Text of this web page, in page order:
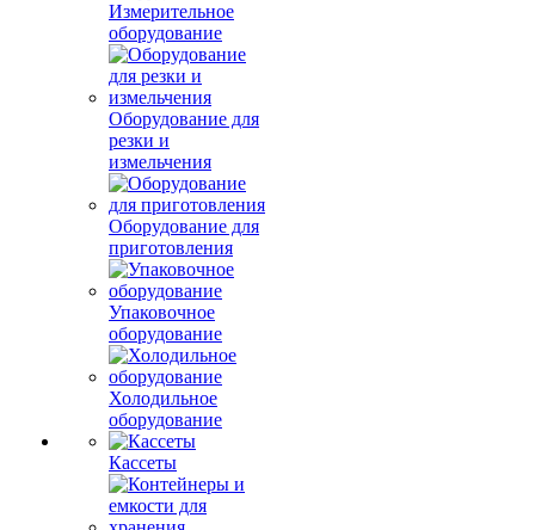
Измерительное
оборудование
Оборудование для
резки и
измельчения
Оборудование для
приготовления
Упаковочное
оборудование
Холодильное
оборудование
Кассеты